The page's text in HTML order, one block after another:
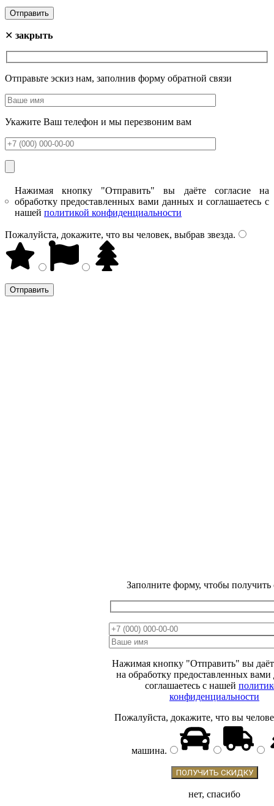
✕ закрыть
Отправьте эскиз нам, заполнив форму обратной связи
Укажите Ваш телефон и мы перезвоним вам
Нажимая кнопку "Отправить" вы даёте согласие на
обработку предоставленных вами данных и соглашаетесь с
нашей политикой конфиденциальности
Пожалуйста, докажите, что вы человек, выбрав звезда.
Заполните форму, чтобы получить
Нажимая кнопку "Отправить" вы
на обработку предоставленных
соглашаетесь с нашей
конфиденциальности
Пожалуйста, докажите, что вы
машина.
нет, спасибо